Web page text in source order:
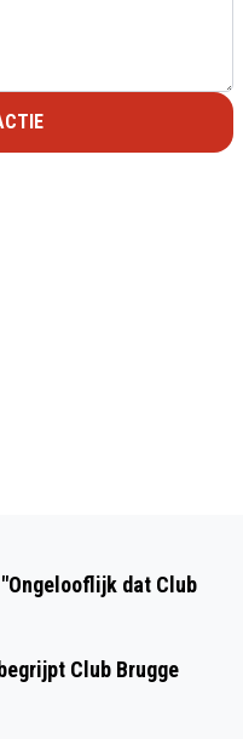
dat Club
Club Brugge